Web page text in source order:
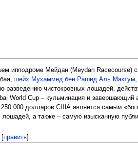
ипподроме Мейдан (Meydan Racecourse)
шейх Мухаммед бен Рашид Аль Мактум
разведению чистокровных лошадей,
Cup – кульминация и завершающий
000 долларов США является самым
а также – самую изысканную
[править]